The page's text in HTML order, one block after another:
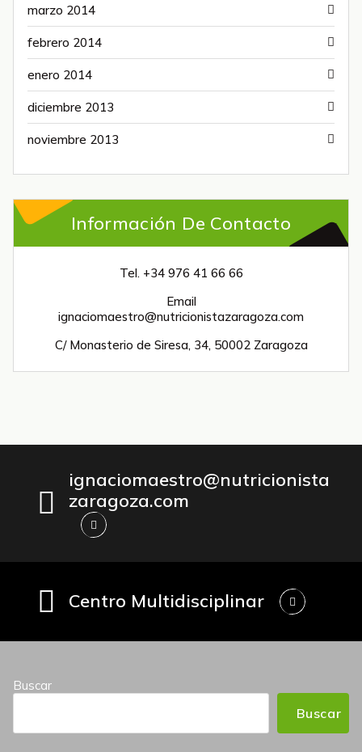
marzo 2014
febrero 2014
enero 2014
diciembre 2013
noviembre 2013
Información De Contacto
Tel. +34 976 41 66 66
Email
ignaciomaestro@nutricionistazaragoza.com
C/ Monasterio de Siresa, 34, 50002 Zaragoza
ignaciomaestro@nutricionista
zaragoza.com
Centro Multidisciplinar
Buscar
Buscar